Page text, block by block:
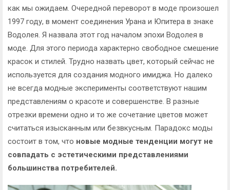
как мы ожидаем. Очередной переворот в моде произошел
1997 году, в момент соединения Урана и Юпитера в знаке
Водолея. Я назвала этот год началом эпохи Водолея в
моде. Для этого периода характерно свободное смешение
красок и стилей. Трудно назвать цвет, который сейчас не
используется для создания модного имиджа. Но далеко
не всегда модные эксперименты соответствуют нашим
представлениям о красоте и совершенстве. В разные
отрезки времени одно и то же сочетание цветов может
считаться изысканным или безвкусным. Парадокс моды
состоит в том, что новые модные тенденции могут не
совпадать с эстетическими представлениями
большинства потребителей.